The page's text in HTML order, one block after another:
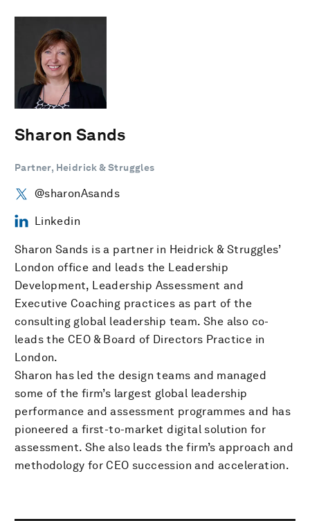
Sharon Sands
Partner, Heidrick & Struggles
@sharonAsands
Linkedin
Sharon Sands is a partner in Heidrick & Struggles’
London office and leads the Leadership
Development, Leadership Assessment and
Executive Coaching practices as part of the
consulting global leadership team. She also co-
leads the CEO & Board of Directors Practice in
London.
Sharon has led the design teams and managed
some of the firm’s largest global leadership
performance and assessment programmes and has
pioneered a first-to-market digital solution for
assessment. She also leads the firm’s approach and
methodology for CEO succession and acceleration.